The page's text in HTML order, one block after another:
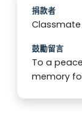
捐款者
Classmate
鼓勵留言
To a
memory